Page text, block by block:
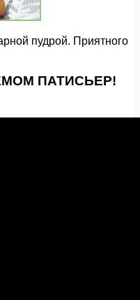
пудрой. Приятного
ПАТИСЬЕР!